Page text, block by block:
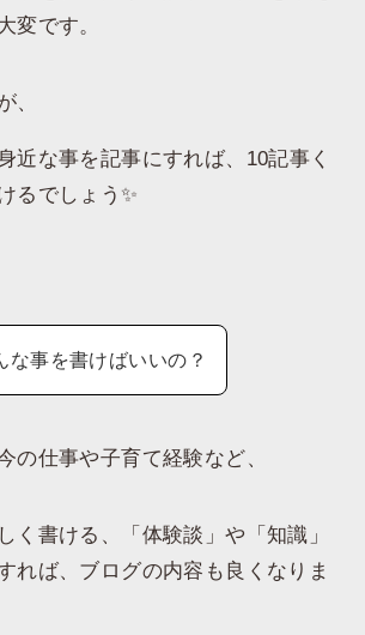
変です。
、
近な事を記事にすれば、10記事く
るでしょう✨
な事を書けばいいの？
の仕事や子育て経験など、
く書ける、「体験談」や「知識」
れば、ブログの内容も良くなりま